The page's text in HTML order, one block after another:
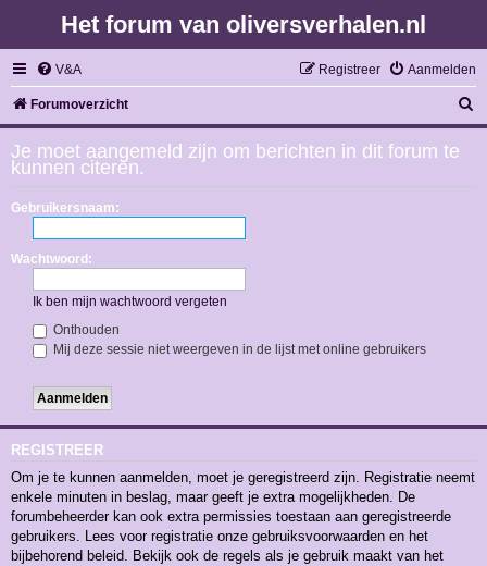
Het forum van oliversverhalen.nl
V&A Aanmelden
Registreer
Forumoverzicht
o
k
Je moet aangemeld zijn om berichten in dit forum te
kunnen citeren.
Gebruikersnaam:
Wachtwoord:
Ik ben mijn wachtwoord vergeten
Onthouden
Mij deze sessie niet weergeven in de lijst met online gebruikers
REGISTREER
Om je te kunnen aanmelden, moet je geregistreerd zijn. Registratie neemt
enkele minuten in beslag, maar geeft je extra mogelijkheden. De
forumbeheerder kan ook extra permissies toestaan aan geregistreerde
gebruikers. Lees voor registratie onze gebruiksvoorwaarden en het
bijbehorend beleid. Bekijk ook de regels als je gebruik maakt van het